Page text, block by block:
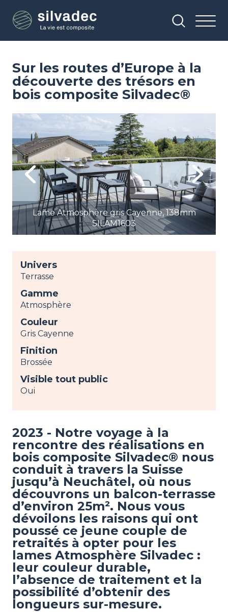
contenu
Sur les routes d’Europe à la
découverte des trésors en
bois composite Silvadec®
Previous
Image
Lame Atmosphère gris Cayenne, 138mm
SILAM1603
Next
Univers
Terrasse
Gamme
Atmosphère
Couleur
Gris Cayenne
Finition
Brossée
Visible tout public
Oui
2023 - Notre voyage à la
rencontre des réalisations en
bois composite Silvadec® nous
conduit à travers la Suisse
jusqu’à Neuchâtel, où nous
découvrons un balcon-terrasse
d’environ 25m². Nous vous
dévoilons les raisons qui ont
poussé ce jeune couple de
retraités à opter pour les
lames Atmosphère Silvadec :
leur couleur durable,
l’absence de traitement et la
possibilité d’obtenir des
longueurs sur-mesure.